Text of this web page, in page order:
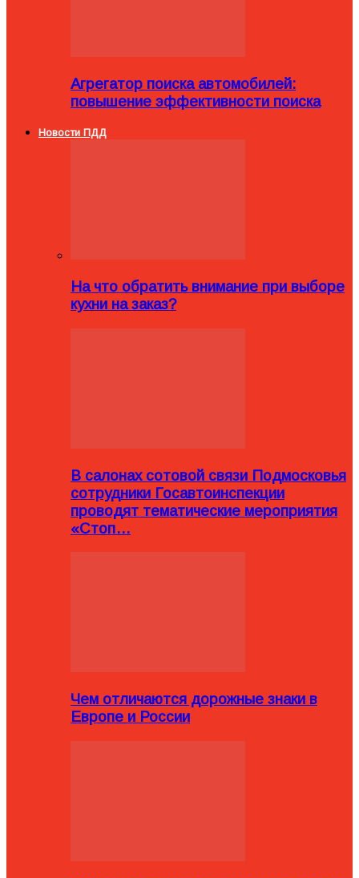
Агрегатор поиска автомобилей:
повышение эффективности поиска
Новости ПДД
На что обратить внимание при выборе
кухни на заказ?
В салонах сотовой связи Подмосковья
сотрудники Госавтоинспекции
проводят тематические мероприятия
«Стоп…
Чем отличаются дорожные знаки в
Европе и России